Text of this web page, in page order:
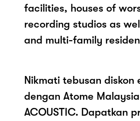
facilities, houses of
recording studios as
and multi-family
Nikmati tebusan diskon
dengan Atome Malaysia
ACOUSTIC. Dapatkan